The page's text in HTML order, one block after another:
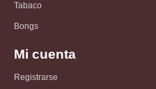
Tabaco
Bongs
Mi cuenta
Registrarse